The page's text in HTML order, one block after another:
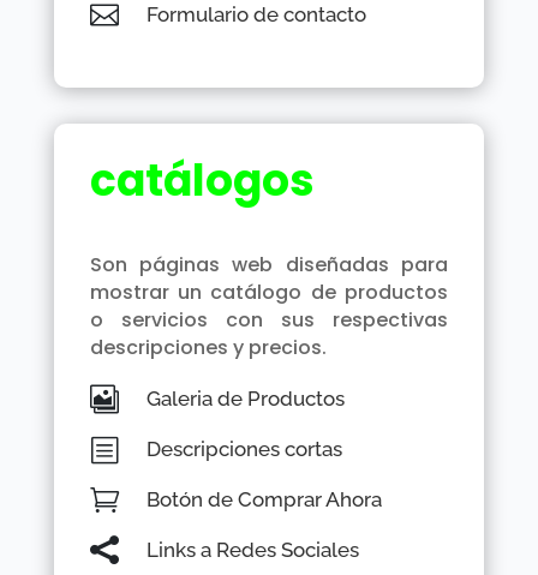
 Formulario de contacto
catálogos
Son páginas web diseñadas para
mostrar un catálogo de productos
o servicios con sus respectivas
descripciones y precios.
 Galeria de Productos
b Descripciones cortas
 Botón de Comprar Ahora
 Links a Redes Sociales